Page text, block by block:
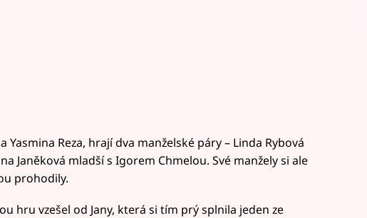
Yasmina Reza, hrají dva manželské páry – Linda Rybová
Janěková mladší s Igorem Chmelou. Své manžely si ale
prohodily.
hru vzešel od Jany, která si tím prý splnila jeden ze